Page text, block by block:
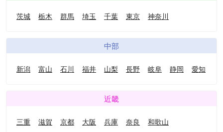
茨城 栃木 群馬 埼玉 千葉 東京 神奈川
中部
新潟 富山 石川 福井 山梨 長野 岐阜 静岡 愛知
近畿
三重 滋賀 京都 大阪 兵庫 奈良 和歌山